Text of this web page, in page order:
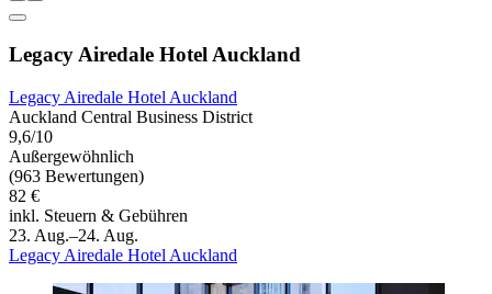
Legacy Airedale Hotel Auckland
Legacy Airedale Hotel Auckland
Auckland Central Business District
9,6/10
Außergewöhnlich
(963 Bewertungen)
82 €
inkl. Steuern & Gebühren
23. Aug.–24. Aug.
Legacy Airedale Hotel Auckland